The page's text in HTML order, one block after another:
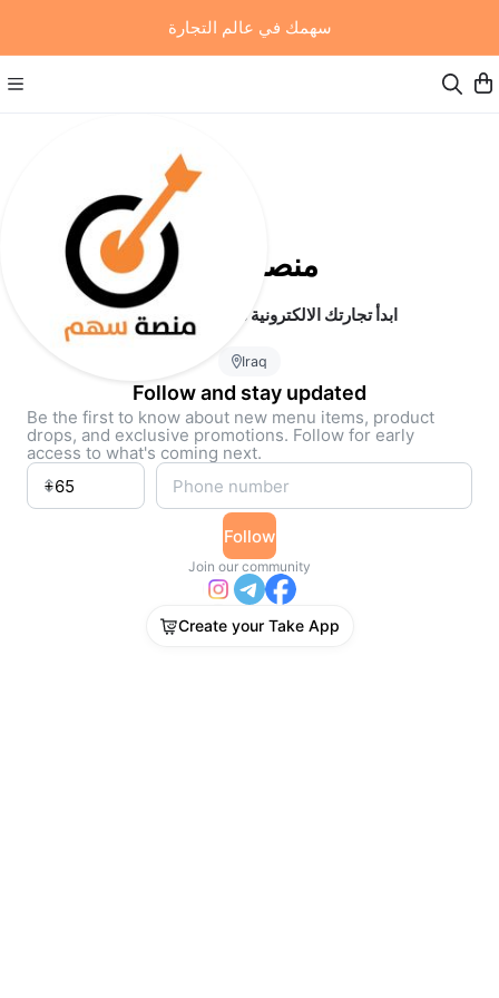
سهمك في عالم التجارة
منصة سهم
ابدأ تجارتك الالكترونية مجانا وبدون رأس مال
Iraq
Follow and stay updated
Be the first to know about new menu items, product
drops, and exclusive promotions. Follow for early
access to what's coming next.
Follow
Join our community
Create your Take App